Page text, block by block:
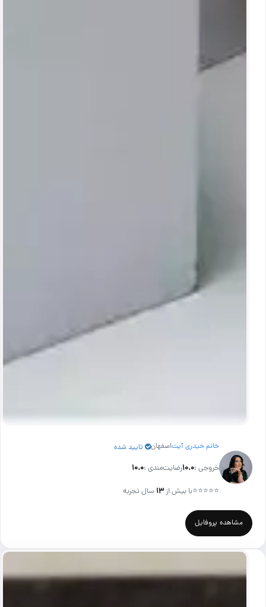
خانم حیدری آیتاصفهان تایید شده
خروجی :۱۰.۰رضایت‌مندی :۱۰.۰
⭐⭐⭐⭐⭐با بیش از۱۳ سال تجربه
مشاهده پروفایل